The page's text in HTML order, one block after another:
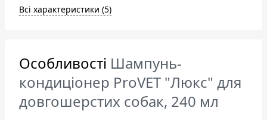
Всі характеристики (5)
Особливості Шампунь-
кондиціонер ProVET "Люкс" для
довгошерстих собак, 240 мл